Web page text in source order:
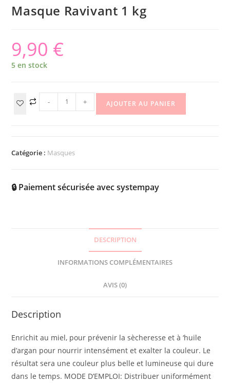
Masque Ravivant 1 kg
9,90 €
5 en stock
- + AJOUTER AU PANIER
Catégorie : Masques
🔒 Paiement sécurisée avec systempay
DESCRIPTION
INFORMATIONS COMPLÉMENTAIRES
AVIS (0)
Description
Enrichit au miel, pour prévenir la sècheresse et à ‘huile
d’argan pour nourrir intensément et exalter la couleur. Le
résultat sera une couleur plus belle et lumineuse qui dure
dans le temps. MODE D’EMPLOI: Distribuer uniformément